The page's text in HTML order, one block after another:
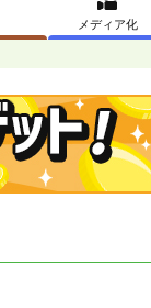
メディア化